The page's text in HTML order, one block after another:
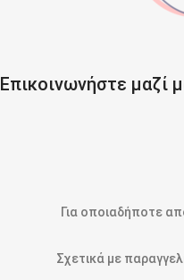
Επικοινωνήστε μαζί
Για οποιαδήποτε
Σχετικά με